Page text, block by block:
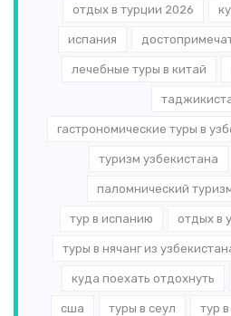
отдых в турции 2026
испания
лечебные туры в китай
гастрономические туры в
туризм узбекистана
паломнический
тур в испанию отдых в
туры в нячанг из
куда поехать отдохнуть
сша туры в сеул тур